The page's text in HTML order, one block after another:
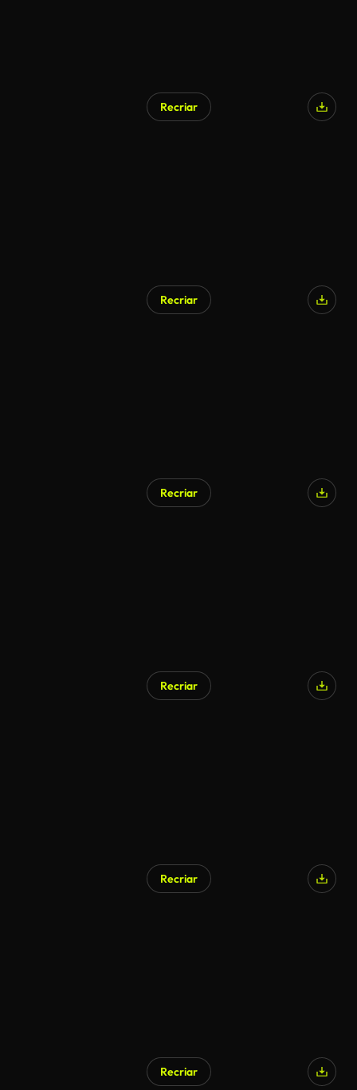
Recriar
Recriar
Recriar
Recriar
Recriar
Recriar